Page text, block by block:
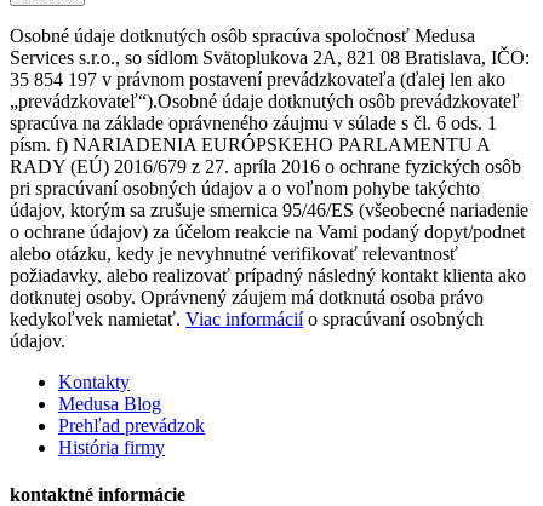
Osobné údaje dotknutých osôb spracúva spoločnosť Medusa
Services s.r.o., so sídlom Svätoplukova 2A, 821 08 Bratislava, IČO:
35 854 197 v právnom postavení prevádzkovateľa (ďalej len ako
„prevádzkovateľ“).Osobné údaje dotknutých osôb prevádzkovateľ
spracúva na základe oprávneného záujmu v súlade s čl. 6 ods. 1
písm. f) NARIADENIA EURÓPSKEHO PARLAMENTU A
RADY (EÚ) 2016/679 z 27. apríla 2016 o ochrane fyzických osôb
pri spracúvaní osobných údajov a o voľnom pohybe takýchto
údajov, ktorým sa zrušuje smernica 95/46/ES (všeobecné nariadenie
o ochrane údajov) za účelom reakcie na Vami podaný dopyt/podnet
alebo otázku, kedy je nevyhnutné verifikovať relevantnosť
požiadavky, alebo realizovať prípadný následný kontakt klienta ako
dotknutej osoby. Oprávnený záujem má dotknutá osoba právo
kedykoľvek namietať. Viac informáciío spracúvaní osobných
údajov.
Kontakty
Medusa Blog
Prehľad prevádzok
História firmy
kontaktné informácie